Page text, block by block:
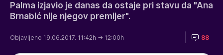
Palma izjavio je danas da ostaje pri stavu da "Ana
Brnabić nije njegov premijer".
Objavljeno 19.06.2017. 11:42h → 12:00h 88